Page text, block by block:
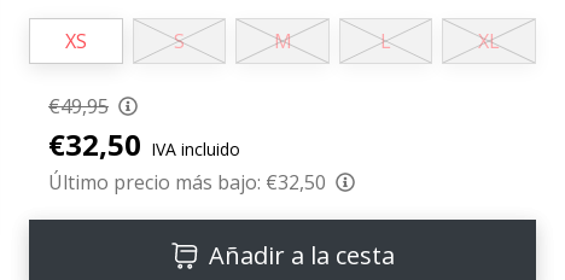
XS S M L XL
€49,95
€32,50 IVA incluido
Último precio más bajo: €32,50
Añadir a la cesta